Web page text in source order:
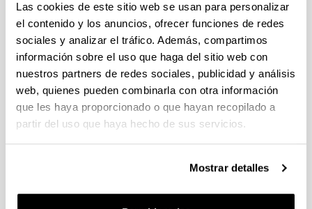
Las cookies de este sitio web se usan para personalizar
el contenido y los anuncios, ofrecer funciones de redes
sociales y analizar el tráfico. Además, compartimos
información sobre el uso que haga del sitio web con
nuestros partners de redes sociales, publicidad y análisis
web, quienes pueden combinarla con otra información
que les haya proporcionado o que hayan recopilado a
partir del uso que haya hecho de sus servicios.
Mostrar detalles
El plazo para presentar solicitudes finaliza el 5 de febrero de
2025 a las 14:00. Hasta el 27 de enero de 2025: Para
manifestar el interés en participar en la convocatoria. Hasta el
31 de enero de 2025: Para la remisión a
convocatoriasestatales.dgi@ehu.es del ANEXO
PRESUPUESTO
CONVOCATORIA PROYECTOS DE COLABORACIÓN
PÚBLICO-PRIVADA 2023
Plazo de presentación cerrado: 30/01/2024 - 20/02/2024
2024 a las 14:00. Hasta el 12 de febrero de 2024: Para